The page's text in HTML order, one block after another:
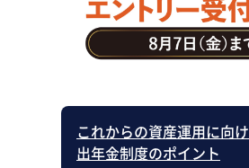
これからの資産運用に向
出年金制度のポイント